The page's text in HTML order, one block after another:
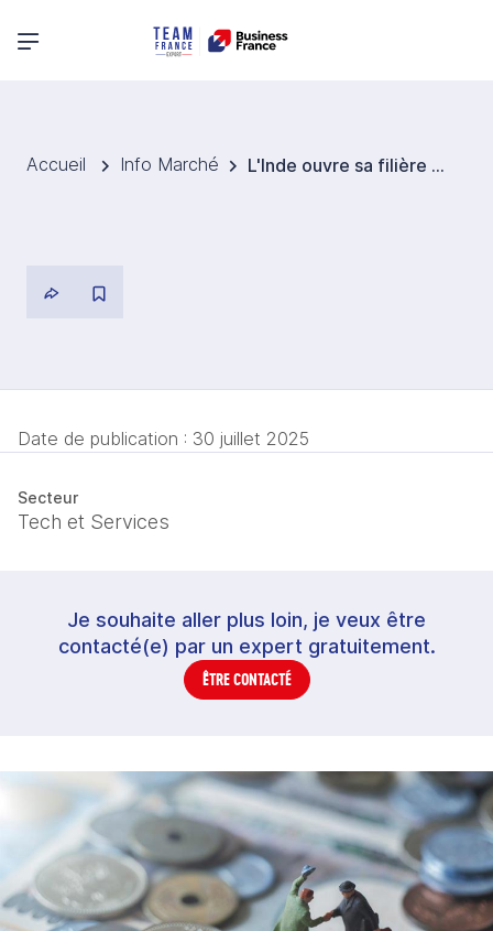
Menu principal
Accueil Info Marché L'Inde ouvre sa filière électronique aux partenariats étrangers avec transfert de technologie
Date de publication : 30 juillet 2025
Secteur
Tech et Services
Je souhaite aller plus loin, je veux être
contacté(e) par un expert gratuitement.
ÊTRE CONTACTÉ